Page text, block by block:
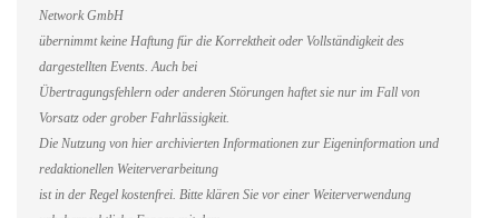
Network GmbH
übernimmt keine Haftung für die Korrektheit oder Vollständigkeit des
dargestellten Events. Auch bei
Übertragungsfehlern oder anderen Störungen haftet sie nur im Fall von
Vorsatz oder grober Fahrlässigkeit.
Die Nutzung von hier archivierten Informationen zur Eigeninformation und
redaktionellen Weiterverarbeitung
ist in der Regel kostenfrei. Bitte klären Sie vor einer Weiterverwendung